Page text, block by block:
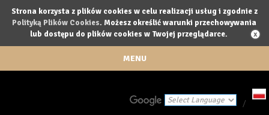
Strona korzysta z plików cookies w celu realizacji usług i zgodnie z
Polityką Plików Cookies. Możesz określić warunki przechowywania
lub dostępu do plików cookies w Twojej przeglądarce.
MENU
/